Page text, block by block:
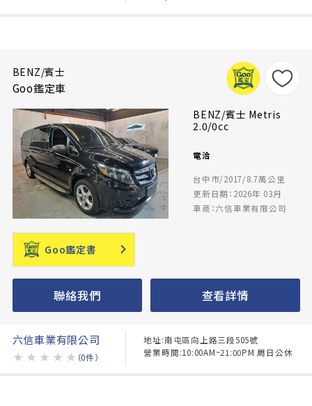
BENZ/賓士
Goo鑑定車
BENZ/賓士 Metris
2.0/0cc
電洽
台中市/2017/8.7萬公里
更新日期：2026年 03月
車商：六信車業有限公司
Goo鑑定書
聯絡我們 查看詳情
六信車業有限公司
★ ★ ★ ★ ★ （0件）
地址:南屯區向上路三段505號
營業時間:10:00AM~21:00PM 周日公休